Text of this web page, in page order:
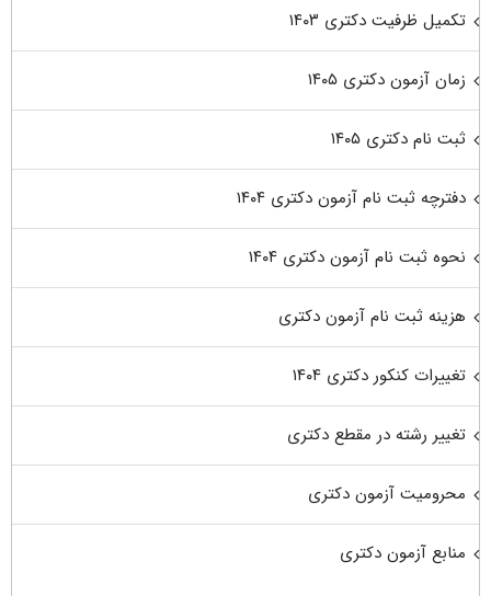
تکمیل ظرفیت دکتری ۱۴۰۳
زمان آزمون دکتری ۱۴۰۵
ثبت نام دکتری ۱۴۰۵
دفترچه ثبت نام آزمون دکتری ۱۴۰۴
نحوه ثبت نام آزمون دکتری ۱۴۰۴
هزینه ثبت نام آزمون دکتری
تغییرات کنکور دکتری ۱۴۰۴
تغییر رشته در مقطع دکتری
محرومیت آزمون دکتری
منابع آزمون دکتری